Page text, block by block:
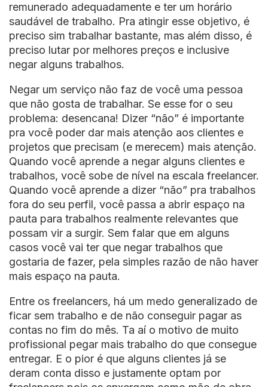
remunerado adequadamente e ter um horário
saudável de trabalho. Pra atingir esse objetivo, é
preciso sim trabalhar bastante, mas além disso, é
preciso lutar por melhores preços e inclusive
negar alguns trabalhos.
Negar um serviço não faz de você uma pessoa
que não gosta de trabalhar. Se esse for o seu
problema: desencana! Dizer “não” é importante
pra você poder dar mais atenção aos clientes e
projetos que precisam (e merecem) mais atenção.
Quando você aprende a negar alguns clientes e
trabalhos, você sobe de nível na escala freelancer.
Quando você aprende a dizer “não” pra trabalhos
fora do seu perfil, você passa a abrir espaço na
pauta para trabalhos realmente relevantes que
possam vir a surgir. Sem falar que em alguns
casos você vai ter que negar trabalhos que
gostaria de fazer, pela simples razão de não haver
mais espaço na pauta.
Entre os freelancers, há um medo generalizado de
ficar sem trabalho e de não conseguir pagar as
contas no fim do mês. Ta aí o motivo de muito
profissional pegar mais trabalho do que consegue
entregar. E o pior é que alguns clientes já se
deram conta disso e justamente optam por